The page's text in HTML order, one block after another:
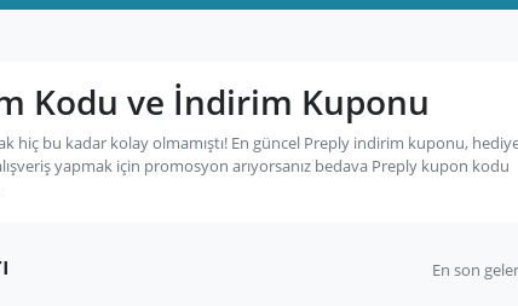
Kodu ve İndirim Kuponu
hiç bu kadar kolay olmamıştı! En güncel Preply indirim kuponu,
yapmak için promosyon arıyorsanız bedava Preply kupon kodu
En son